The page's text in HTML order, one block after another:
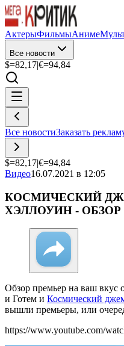
АктерыФильмыАниме
Все новости
$=82,17|€=94,84
Все новостиЗаказать
$=82,17|€=94,84
Видео16.07.2021 в 12:05
КОСМИЧЕСКИЙ
ХЭЛЛОУИН -
Обзор премьер на ваш вкус
и Готем и Космический
вышли премьеры, или
https://www.youtube.com/